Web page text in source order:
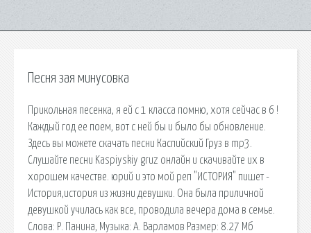
Песня зая минусовка
Прикольная песенка, я ей с 1 класса помню, хотя сейчас в 6 !
Каждый год ее поем, вот с ней бы и было бы обновление.
Здесь вы можете скачать песни Каспийский Груз в mp3.
Слушайте песни Kaspiyskiy gruz онлайн и скачивайте их в
хорошем качестве. юрий и это мой реп "ИСТОРИЯ" пишет -
История,история из жизни девушки. Она была приличной
девушкой училась как все, проводила вечера дома в семье.
Слова: Р. Панина, Музыка: А. Варламов Размер: 8.27 Мб